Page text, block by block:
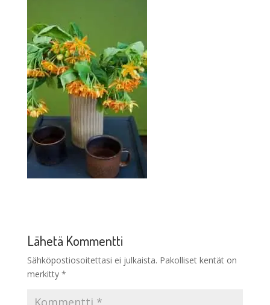
Lähetä Kommentti
Sähköpostiosoitettasi ei julkaista. Pakolliset kentät on
merkitty *